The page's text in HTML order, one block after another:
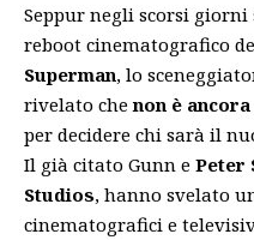
Seppur negli scorsi
reboot cinematografico
Superman, lo
rivelato chenon è
per decidere chi sarà il
Il già citato Gunn e Peter
Studios, hanno svelato
cinematografici e